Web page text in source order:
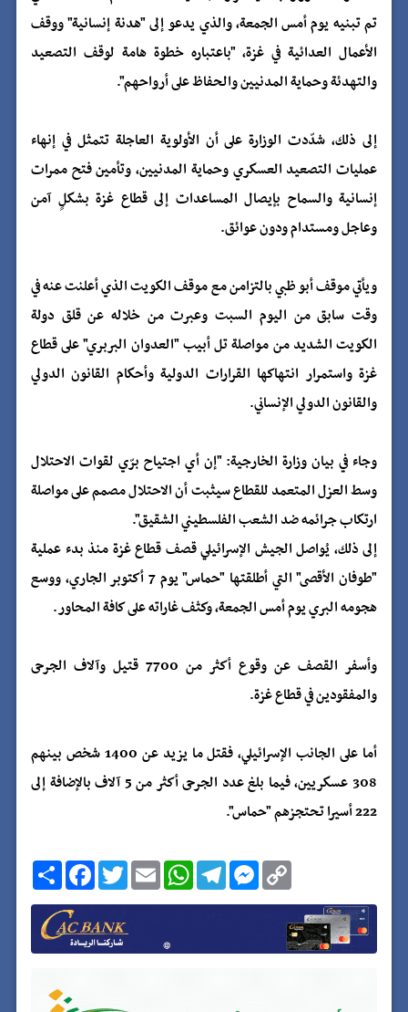
تم تبنيه يوم أمس الجمعة، والذي يدعو إلى "هدنة إنسانية" ووقف
الأعمال العدائية في غزة، "باعتباره خطوة هامة لوقف التصعيد
والتهدئة وحماية المدنيين والحفاظ على أرواحهم".
إلى ذلك، شدّدت الوزارة على أن الأولوية العاجلة تتمثل في إنهاء
عمليات التصعيد العسكري وحماية المدنيين، وتأمين فتح ممرات
إنسانية والسماح بإيصال المساعدات إلى قطاع غزة بشكلٍ آمن
وعاجل ومستدام ودون عوائق.
ويأتي موقف أبو ظبي بالتزامن مع موقف الكويت الذي أعلنت عنه في
وقت سابق من اليوم السبت وعبرت من خلاله عن قلق دولة
الكويت الشديد من مواصلة تل أبيب "العدوان البربري" على قطاع
غزة واستمرار انتهاكها القرارات الدولية وأحكام القانون الدولي
والقانون الدولي الإنساني.
وجاء في بيان وزارة الخارجية: "إن أي اجتياح برّي لقوات الاحتلال
وسط العزل المتعمد للقطاع سيثبت أن الاحتلال مصمم على مواصلة
ارتكاب جرائمه ضد الشعب الفلسطيني الشقيق".
إلى ذلك، يُواصل الجيش الإسرائيلي قصف قطاع غزة منذ بدء عملية
"طوفان الأقصى" التي أطلقتها "حماس" يوم 7 أكتوبر الجاري، ووسع
هجومه البري يوم أمس الجمعة، وكثف غاراته على كافة المحاور.
وأسفر القصف عن وقوع أكثر من 7700 قتيل وآلاف الجرحى
والمفقودين في قطاع غزة.
أما على الجانب الإسرائيلي، فقتل ما يزيد عن 1400 شخص بينهم
308 عسكريين، فيما بلغ عدد الجرحى أكثر من 5 آلاف بالإضافة إلى
222 أسيرا تحتجزهم "حماس".
ا
ن
ش
ر
F
a
c
e
b
o
o
T
w
i
t
t
e
r
E
m
a
i
W
h
a
t
p
T
e
l
e
a
M
e
s
s
g
C
o
p
y
L
i
n